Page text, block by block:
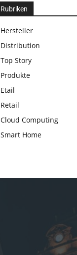
Rubriken
Hersteller
Distribution
Top Story
Produkte
Etail
Retail
Cloud Computing
Smart Home